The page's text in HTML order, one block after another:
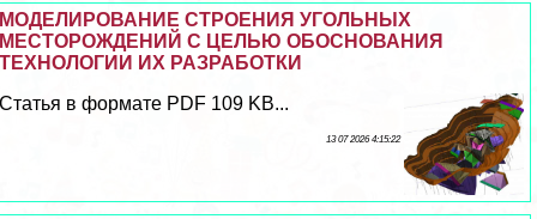
МОДЕЛИРОВАНИЕ СТРОЕНИЯ УГОЛЬНЫХ
МЕСТОРОЖДЕНИЙ С ЦЕЛЬЮ ОБОСНОВАНИЯ
ТЕХНОЛОГИИ ИХ РАЗРАБОТКИ
Статья в формате PDF 109 KB...
13 07 2026 4:15:22